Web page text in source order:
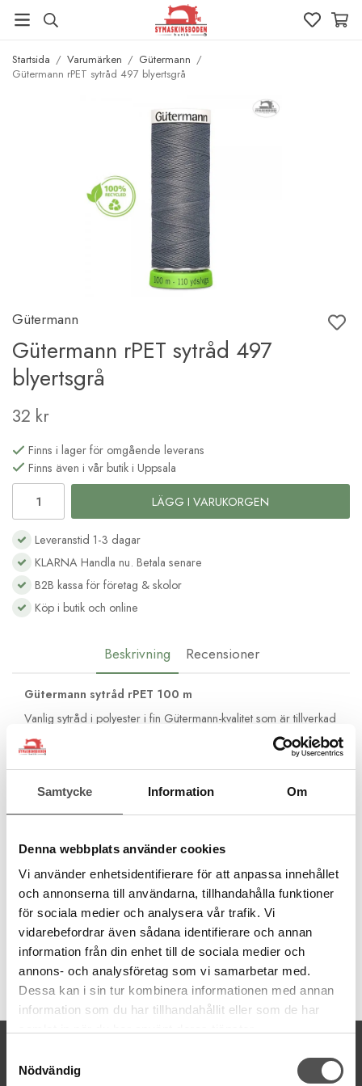
Samtycke Information Om
Denna webbplats använder cookies
Vi använder enhetsidentifierare för att anpassa innehållet
och annonserna till användarna, tillhandahålla funktioner
för sociala medier och analysera vår trafik. Vi
vidarebefordrar även sådana identifierare och annan
information från din enhet till de sociala medier och
annons- och analysföretag som vi samarbetar med.
Dessa kan i sin tur kombinera informationen med annan
information som du har tillhandahållit eller som de har
Nödvändig
Startsida / Varumärken / Gütermann /
Gütermann rPET sytråd 497 blyertsgrå
Gütermann
Gütermann rPET sytråd 497
blyertsgrå
32 kr
Finns i lager för omgående leverans
Finns även i vår butik i Uppsala
LÄGG I VARUKORGEN
Leveranstid 1-3 dagar
KLARNA Handla nu. Betala senare
B2B kassa för företag & skolor
Köp i butik och online
Beskrivning Recensioner
Gütermann sytråd rPET 100 m
Vanlig sytråd i polyester i fin Gütermann-kvalitet som är tillverkad
från återvunna PET-flaskor. Ett miljövänligt val av sytråd.
1 PET-flaska ger 1000 m tråd
Tillverkad i Tyskland
Jämn finish
Hållbar och stark
Grovlek normal Nr 100
Trådmängd 100 meter
Tvättbar95°C
Artikelnummer:
kontakt@symaskinsboden.se